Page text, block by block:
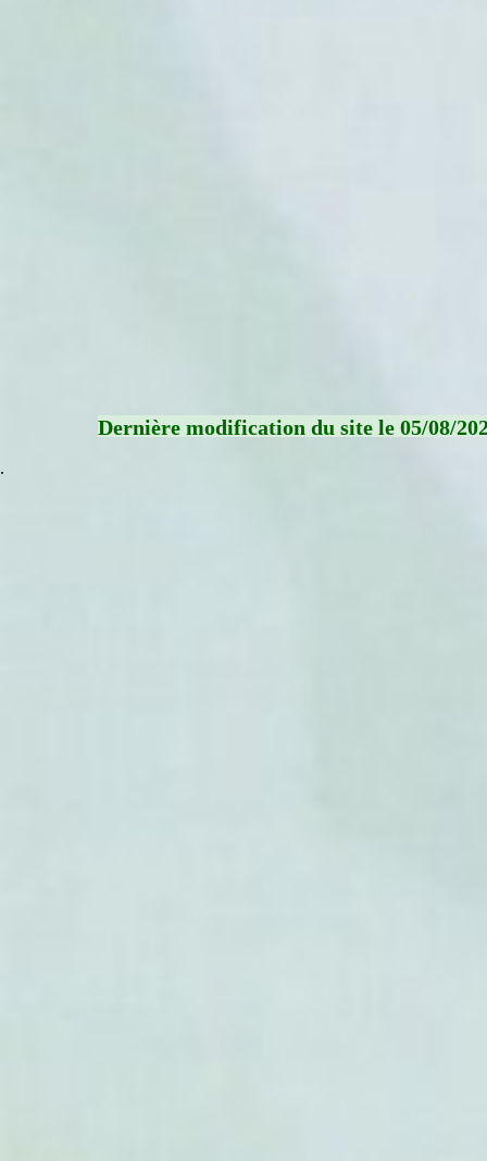
Dernière modification du site le 05/08/
.